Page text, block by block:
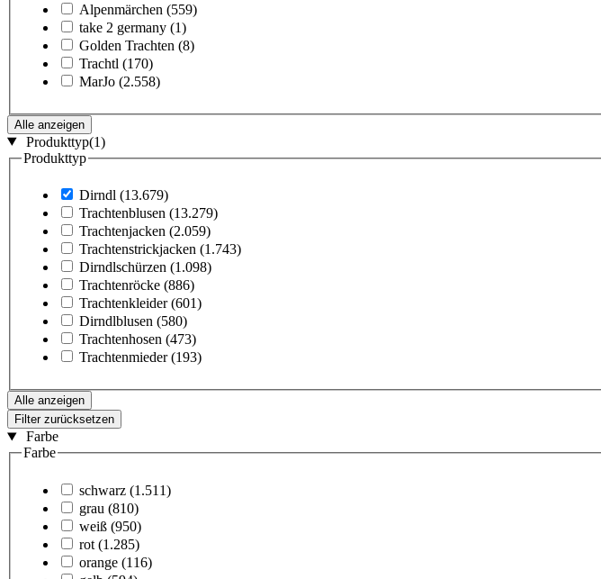
Alpenmärchen (559)
take 2 germany (1)
Golden Trachten (8)
Trachtl (170)
MarJo (2.558)
Alle anzeigen
Produkttyp(1)
Produkttyp
Dirndl (13.679)
Trachtenblusen (13.279)
Trachtenjacken (2.059)
Trachtenstrickjacken (1.743)
Dirndlschürzen (1.098)
Trachtenröcke (886)
Trachtenkleider (601)
Dirndlblusen (580)
Trachtenhosen (473)
Trachtenmieder (193)
Alle anzeigen
Filter zurücksetzen
Farbe
Farbe
schwarz (1.511)
grau (810)
weiß (950)
rot (1.285)
orange (116)